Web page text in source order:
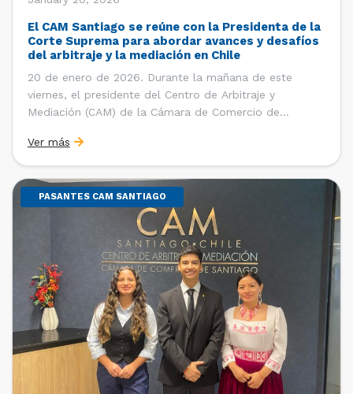
El CAM Santiago se reúne con la Presidenta de la
Corte Suprema para abordar avances y desafíos
del arbitraje y la mediación en Chile
20 de enero de 2026. Durante la mañana de este
viernes, el presidente del Centro de Arbitraje y
Mediación (CAM) de la Cámara de Comercio de
del CAM Santiago, Ximena Vial; y el gerente general de
la CCS, Carlos Soublette, sostuvieron un encuentro […]
Ver más
PASANTES CAM SANTIAGO